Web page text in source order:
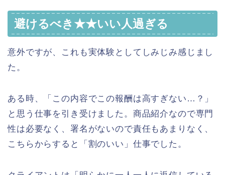
避けるべき★★いい人過ぎる
意外ですが、これも実体験としてしみじみ感じまし
た。
ある時、「この内容でこの報酬は高すぎない…？」
と思う仕事を引き受けました。商品紹介なので専門
性は必要なく、署名がないので責任もあまりなく、
こちらからすると「割のいい」仕事でした。